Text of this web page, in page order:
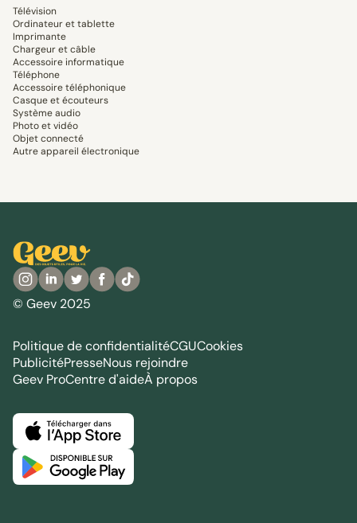
Télévision
Ordinateur et tablette
Imprimante
Chargeur et câble
Accessoire informatique
Téléphone
Accessoire téléphonique
Casque et écouteurs
Système audio
Photo et vidéo
Objet connecté
Autre appareil électronique
© Geev 2025
Politique de confidentialitéCGUCookies
PublicitéPresseNous rejoindre
Geev ProCentre d'aideÀ propos